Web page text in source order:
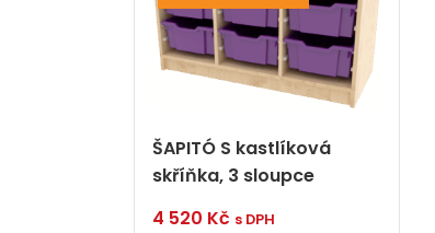
ŠAPITÓ S kastlíková
skříňka, 3 sloupce
4 520 Kč s DPH